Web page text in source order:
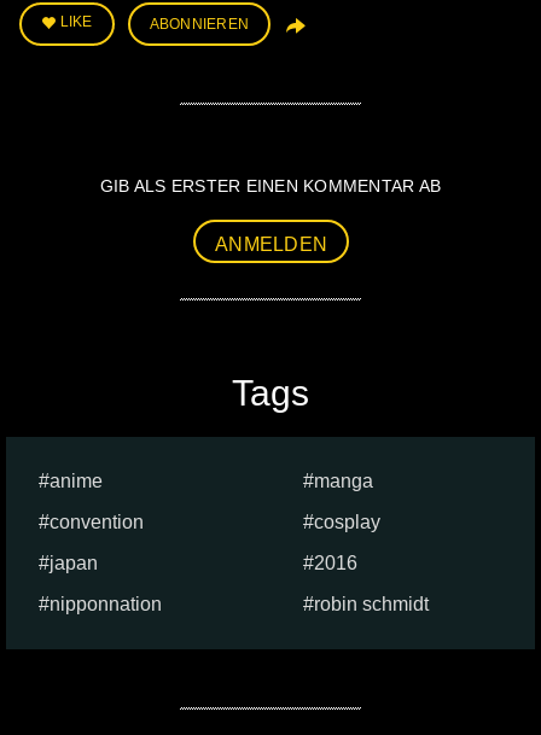
LIKE ABONNIEREN
GIB ALS ERSTER EINEN KOMMENTAR AB
ANMELDEN
Tags
anime
manga
convention
cosplay
japan
2016
nipponnation
robin schmidt